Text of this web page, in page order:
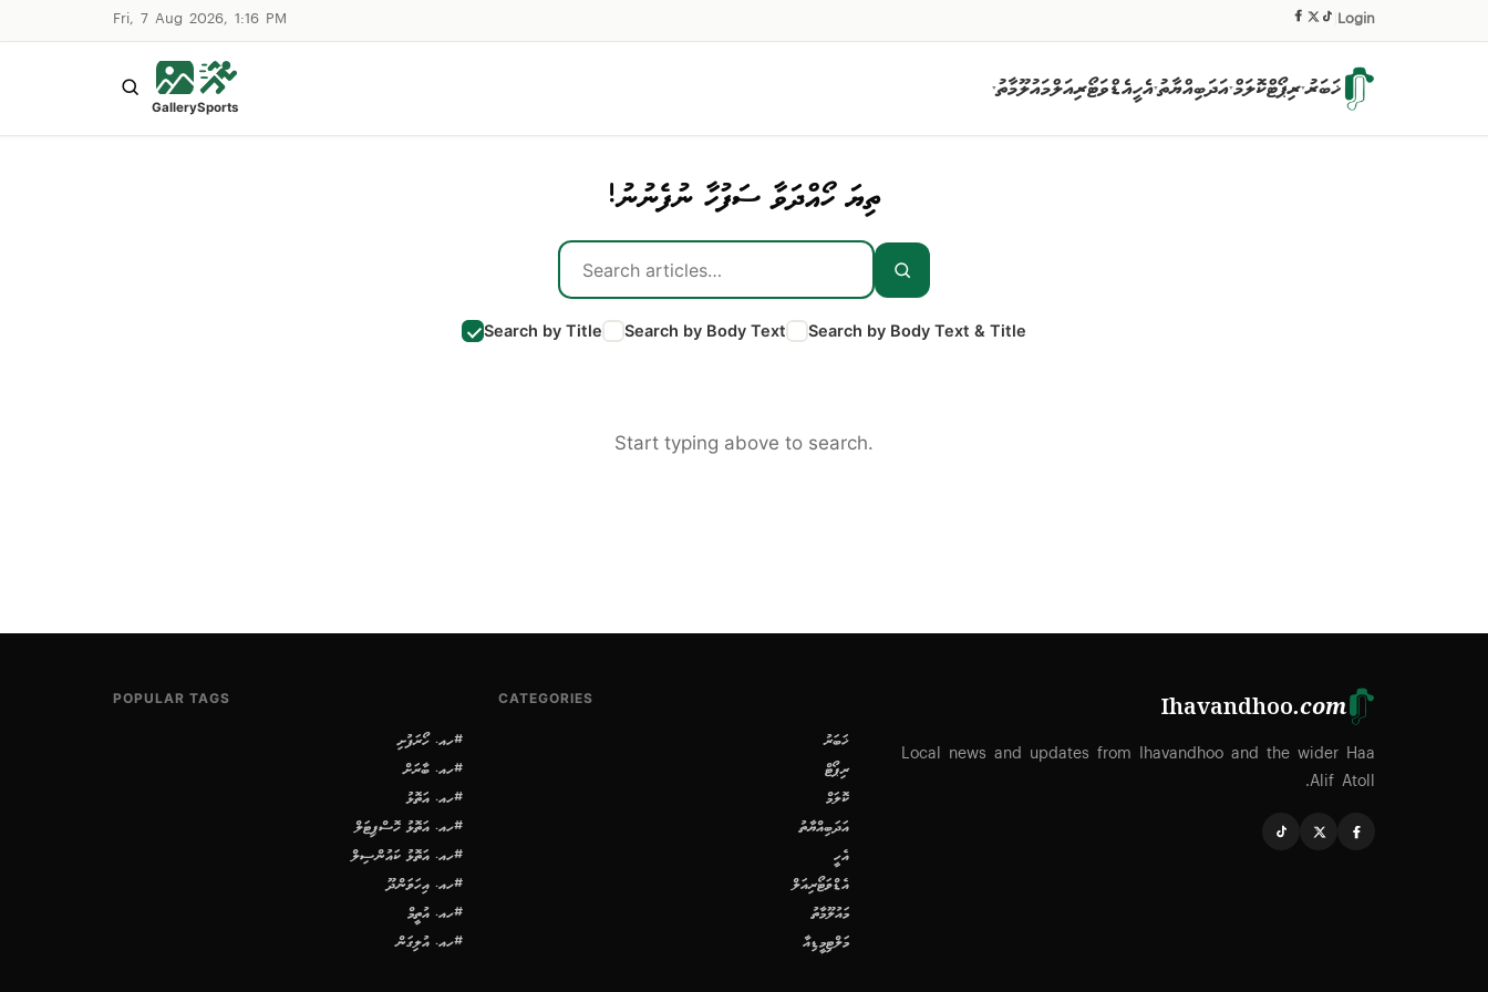
Fri, 7 Aug 2026, 1:16 PM Login
ޚަބަރު▾ރިޕޯޓްކޮލަމް▾އަދަބިއްޔާތު▾އެހީއެޑްވަޓޯރިއަލްމައުލޫމާތު▾
Sports
Gallery
ތިޔަ ހޯއްދަވާ ސަފުހާ ނުފެނުނު!
Search by Title Search by Body Text Search by Body Text & Title
Start typing above to search.
Ihavandhoo.com
Local news and updates from Ihavandhoo and the wider Haa
Alif Atoll.
CATEGORIES
ޚަބަރު
ރިޕޯޓް
ކޮލަމް
އަދަބިއްޔާތު
އެހީ
އެޑްވަޓޯރިއަލް
މައުލޫމާތު
މަލްޓިމީޑިއާ
POPULAR TAGS
#ހއ. ހޯރަފުށި
#ހއ. ބާރަށް
#ހއ. އަތޮޅު
#ހއ. އަތޮޅު ހޮސްޕިޓަލް
#ހއ. އަތޮޅު ކައުންސިލް
#ހއ. އިހަވަންދޫ
#ހއ. އުތީމް
#ހއ. އުލިގަން